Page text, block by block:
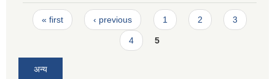
Pages
« first ‹ previous 1 2 3
4 5
अन्य